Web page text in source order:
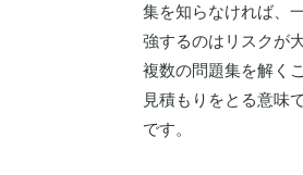
集を知らなければ、
強するのはリスクが
複数の問題集を解く
見積もりをとる意味
です。